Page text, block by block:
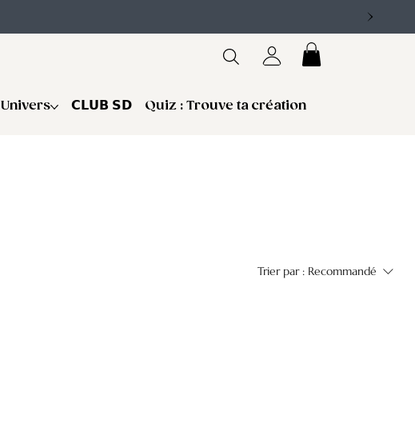
Univers 𝗖𝗟𝗨𝗕 𝗦𝗗 Quiz : Trouve ta création
Trier par : Recommandé